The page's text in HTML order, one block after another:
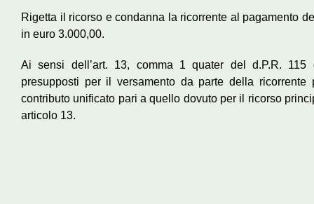
Rigetta il ricorso e condanna la ricorrente al pagamento
in euro 3.000,00.
Ai sensi dell’art. 13, comma 1 quater del d.P.R.
presupposti per il versamento da parte della ricorrente
contributo unificato pari a quello dovuto per il ricorso
articolo 13.